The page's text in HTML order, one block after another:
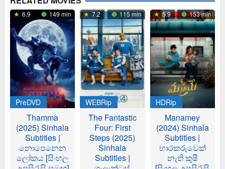
6.9 149 min
PreDVD
Thamma
(2025) Sinhala
Subtitles |
නොපෙනෙන
ලෝකය [සිංහල
7.2 115 min
WEBRip
The Fantastic
Four: First
Steps (2025)
Sinhala
Subtitles |
5.9 153 min
HDRip
Manamey
(2024) Sinhala
Subtitles |
භාරකරුවෙක්
නැති කුෂී